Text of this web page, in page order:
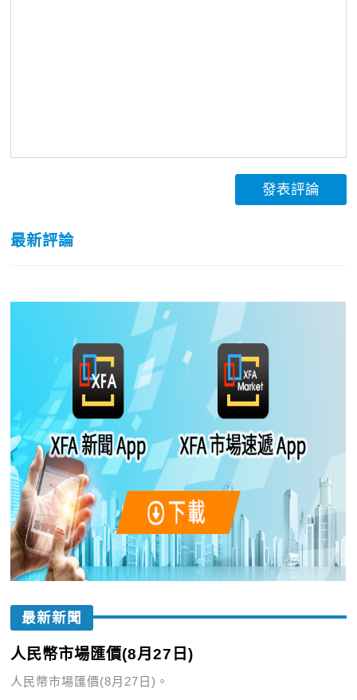
發表評論
最新評論
最新新聞
人民幣市場匯價(8月27日)
人民幣市場匯價(8月27日)。